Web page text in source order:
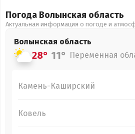
Погода Волынская область
Актуальная информация о погоде и
Волынская область
28° 11° Переменная
Камень-Каширский
Ковель